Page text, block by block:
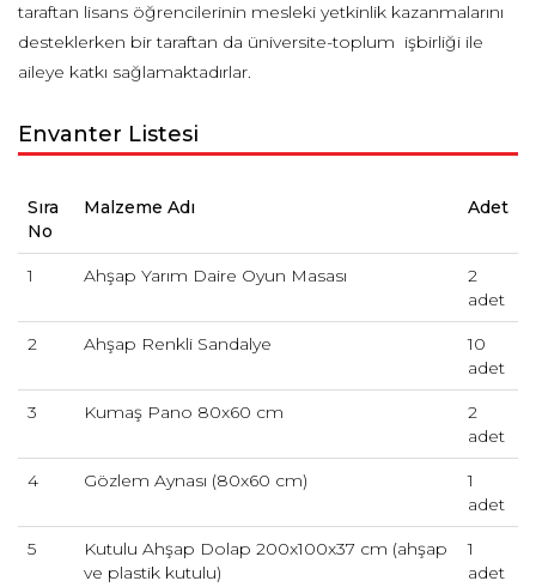
taraftan lisans öğrencilerinin mesleki yetkinlik kazanmalarını
desteklerken bir taraftan da üniversite-toplum işbirliği ile
aileye katkı sağlamaktadırlar.
Envanter Listesi
Sıra
No
Malzeme Adı Adet
1 Ahşap Yarım Daire Oyun Masası
2
adet
2 Ahşap Renkli Sandalye
10
adet
3 Kumaş Pano 80x60 cm
2
adet
4 Gözlem Aynası (80x60 cm)
1
adet
5
Kutulu Ahşap Dolap 200x100x37 cm (ahşap
ve plastik kutulu)
1
adet